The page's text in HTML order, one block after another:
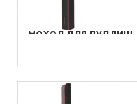
Чохол для вудлищ